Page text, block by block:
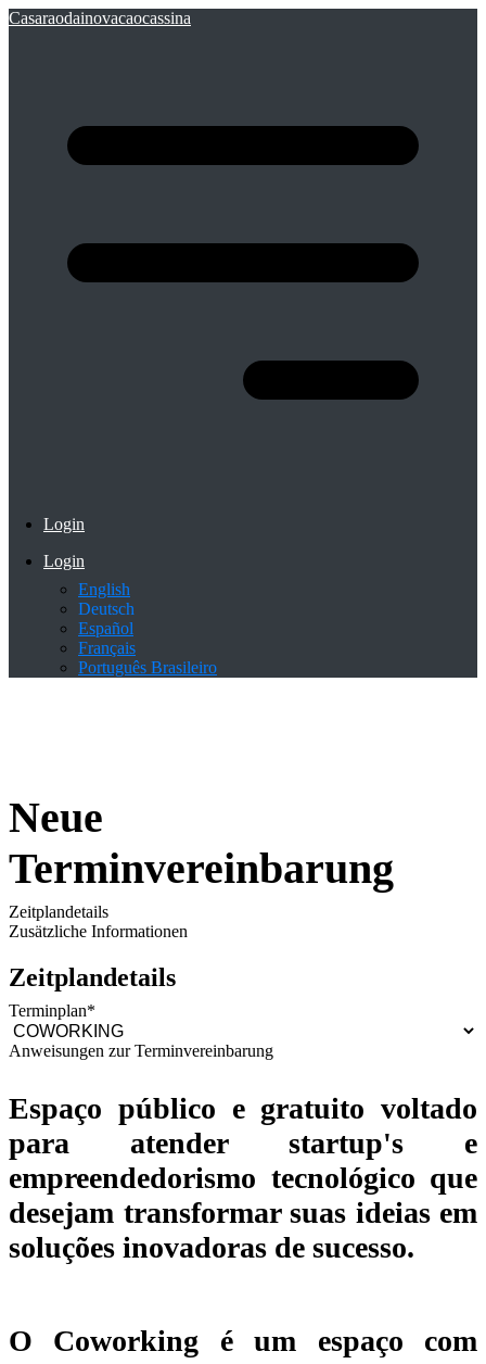
Casaraodainovacaocassina
Login
Login
English
Deutsch
Español
Français
Português Brasileiro
Neue
Terminvereinbarung
Zeitplandetails
Zusätzliche Informationen
Zeitplandetails
Terminplan*
Anweisungen zur Terminvereinbarung
Espaço público e gratuito voltado
para atender startup's e
empreendedorismo tecnológico que
desejam transformar suas ideias em
soluções inovadoras de sucesso.
O Coworking é um espaço com